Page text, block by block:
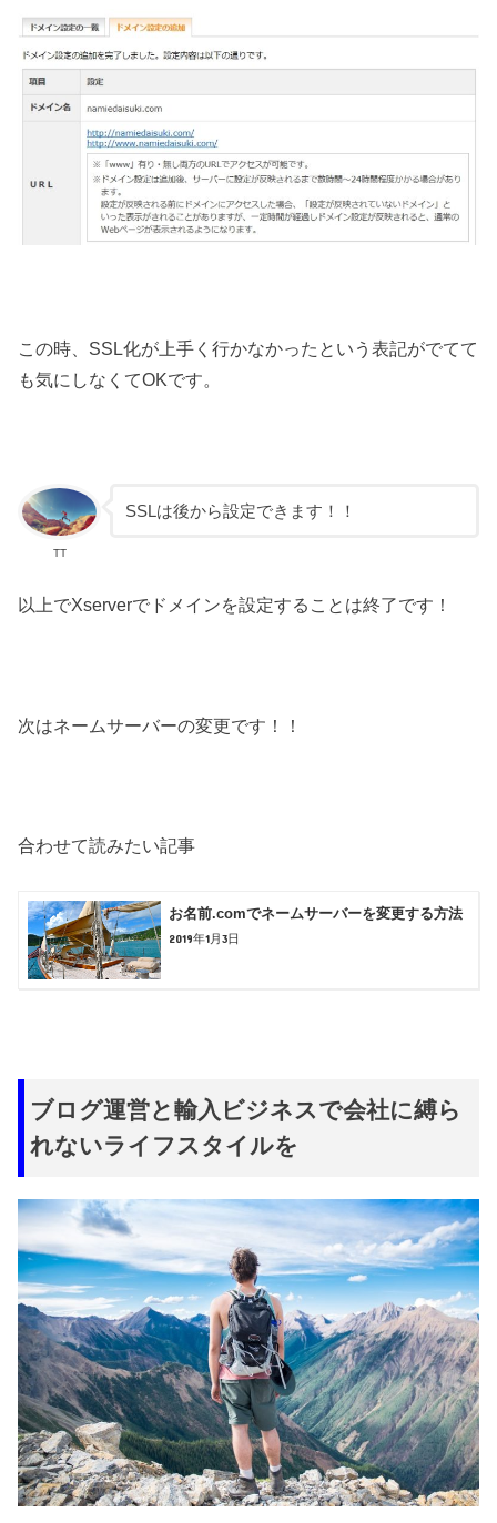
この時、SSL化が上手く行かなかったという表記がでてて
も気にしなくてOKです。
TT
SSLは後から設定できます！！
以上でXserverでドメインを設定することは終了です！
次はネームサーバーの変更です！！
合わせて読みたい記事
お名前.comでネームサーバーを変更する方法
2019年1月3日
ブログ運営と輸入ビジネスで会社に縛ら
れないライフスタイルを